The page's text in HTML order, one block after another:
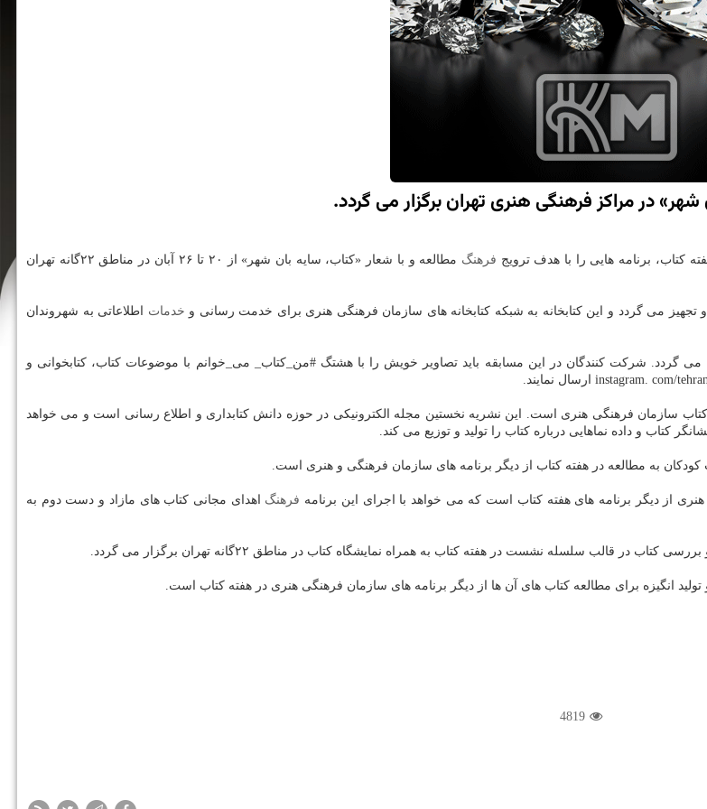
در مراكز فرهنگی هنری تهران برگزار می گردد.
كتاب، برنامه هایی را با هدف ترویج فرهنگ
مطالعه و با شعار «كتاب، سایه بان شهر» از ۲۰ تا ۲۶ آبان در مناطق ۲۲گانه تهران
تجهیز می گردد و این كتابخانه به شبكه كتابخانه های سازمان فرهنگی هنری برای خدمت رسانی و خدمات اطلاعاتی به شهروندان
گردد. شركت كنندگان در این مسابقه باید تصاویر خویش را با هشتگ #من_كتاب_ می_خوانم با موضوعات كتاب، كتابخوانی و
كتاب سازمان فرهنگی هنری است. این نشریه نخستین مجله الكترونیكی در حوزه دانش كتابداری و اطلاع رسانی است و می خواهد
كتاب و داده نماهایی درباره كتاب را تولید و توزیع می كند.
به مطالعه در هفته كتاب از دیگر برنامه های سازمان فرهنگی و هنری است.
از دیگر برنامه های هفته كتاب است كه می خواهد با اجرای این برنامه فرهنگ اهدای مجانی كتاب های مازاد و دست دوم به
سلسله نشست در هفته كتاب به همراه نمایشگاه كتاب در مناطق ۲۲گانه تهران برگزار می گردد.
انگیزه برای مطالعه كتاب های آن ها از دیگر برنامه های سازمان فرهنگی هنری در هفته كتاب است.
4819